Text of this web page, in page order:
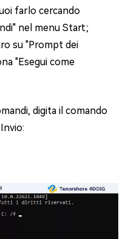
farlo cercando
nel menu Start;
su "Prompt dei
"Esegui come
digita il comando